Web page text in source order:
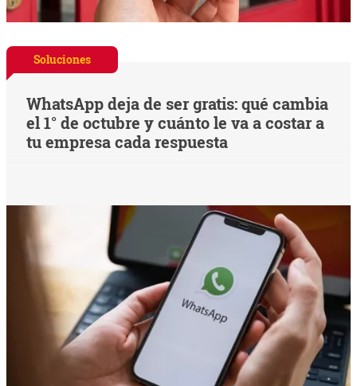
Soluciones
WhatsApp deja de ser gratis: qué cambia
el 1° de octubre y cuánto le va a costar a
tu empresa cada respuesta